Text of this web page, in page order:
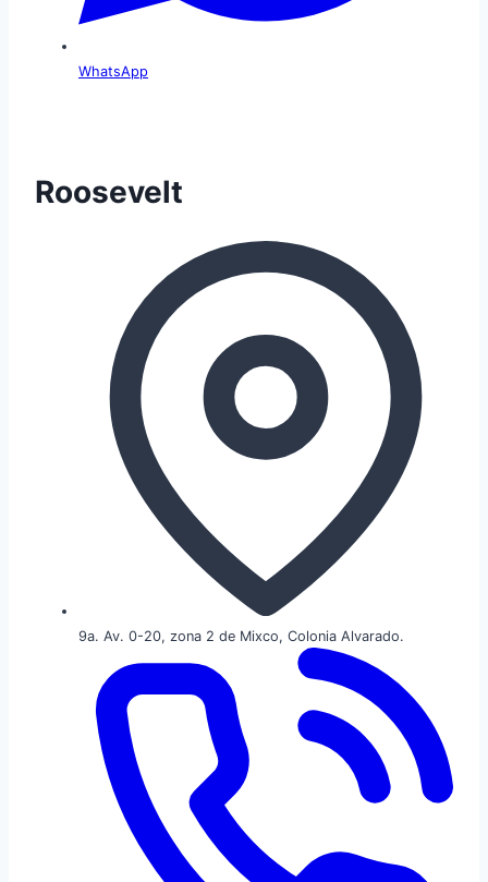
WhatsApp
Roosevelt
9a. Av. 0-20, zona 2 de Mixco, Colonia Alvarado.